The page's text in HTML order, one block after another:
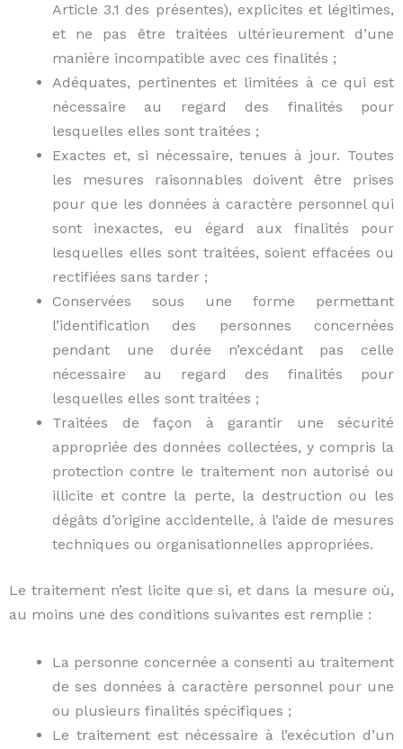
Article 3.1 des présentes), explicites et légitimes,
et ne pas être traitées ultérieurement d’une
manière incompatible avec ces finalités ;
Adéquates, pertinentes et limitées à ce qui est
nécessaire au regard des finalités pour
lesquelles elles sont traitées ;
Exactes et, si nécessaire, tenues à jour. Toutes
les mesures raisonnables doivent être prises
pour que les données à caractère personnel qui
sont inexactes, eu égard aux finalités pour
lesquelles elles sont traitées, soient effacées ou
rectifiées sans tarder ;
Conservées sous une forme permettant
l’identification des personnes concernées
pendant une durée n’excédant pas celle
nécessaire au regard des finalités pour
lesquelles elles sont traitées ;
Traitées de façon à garantir une sécurité
appropriée des données collectées, y compris la
protection contre le traitement non autorisé ou
illicite et contre la perte, la destruction ou les
dégâts d’origine accidentelle, à l’aide de mesures
techniques ou organisationnelles appropriées.
Le traitement n’est licite que si, et dans la mesure où,
au moins une des conditions suivantes est remplie :
La personne concernée a consenti au traitement
de ses données à caractère personnel pour une
ou plusieurs finalités spécifiques ;
Le traitement est nécessaire à l’exécution d’un